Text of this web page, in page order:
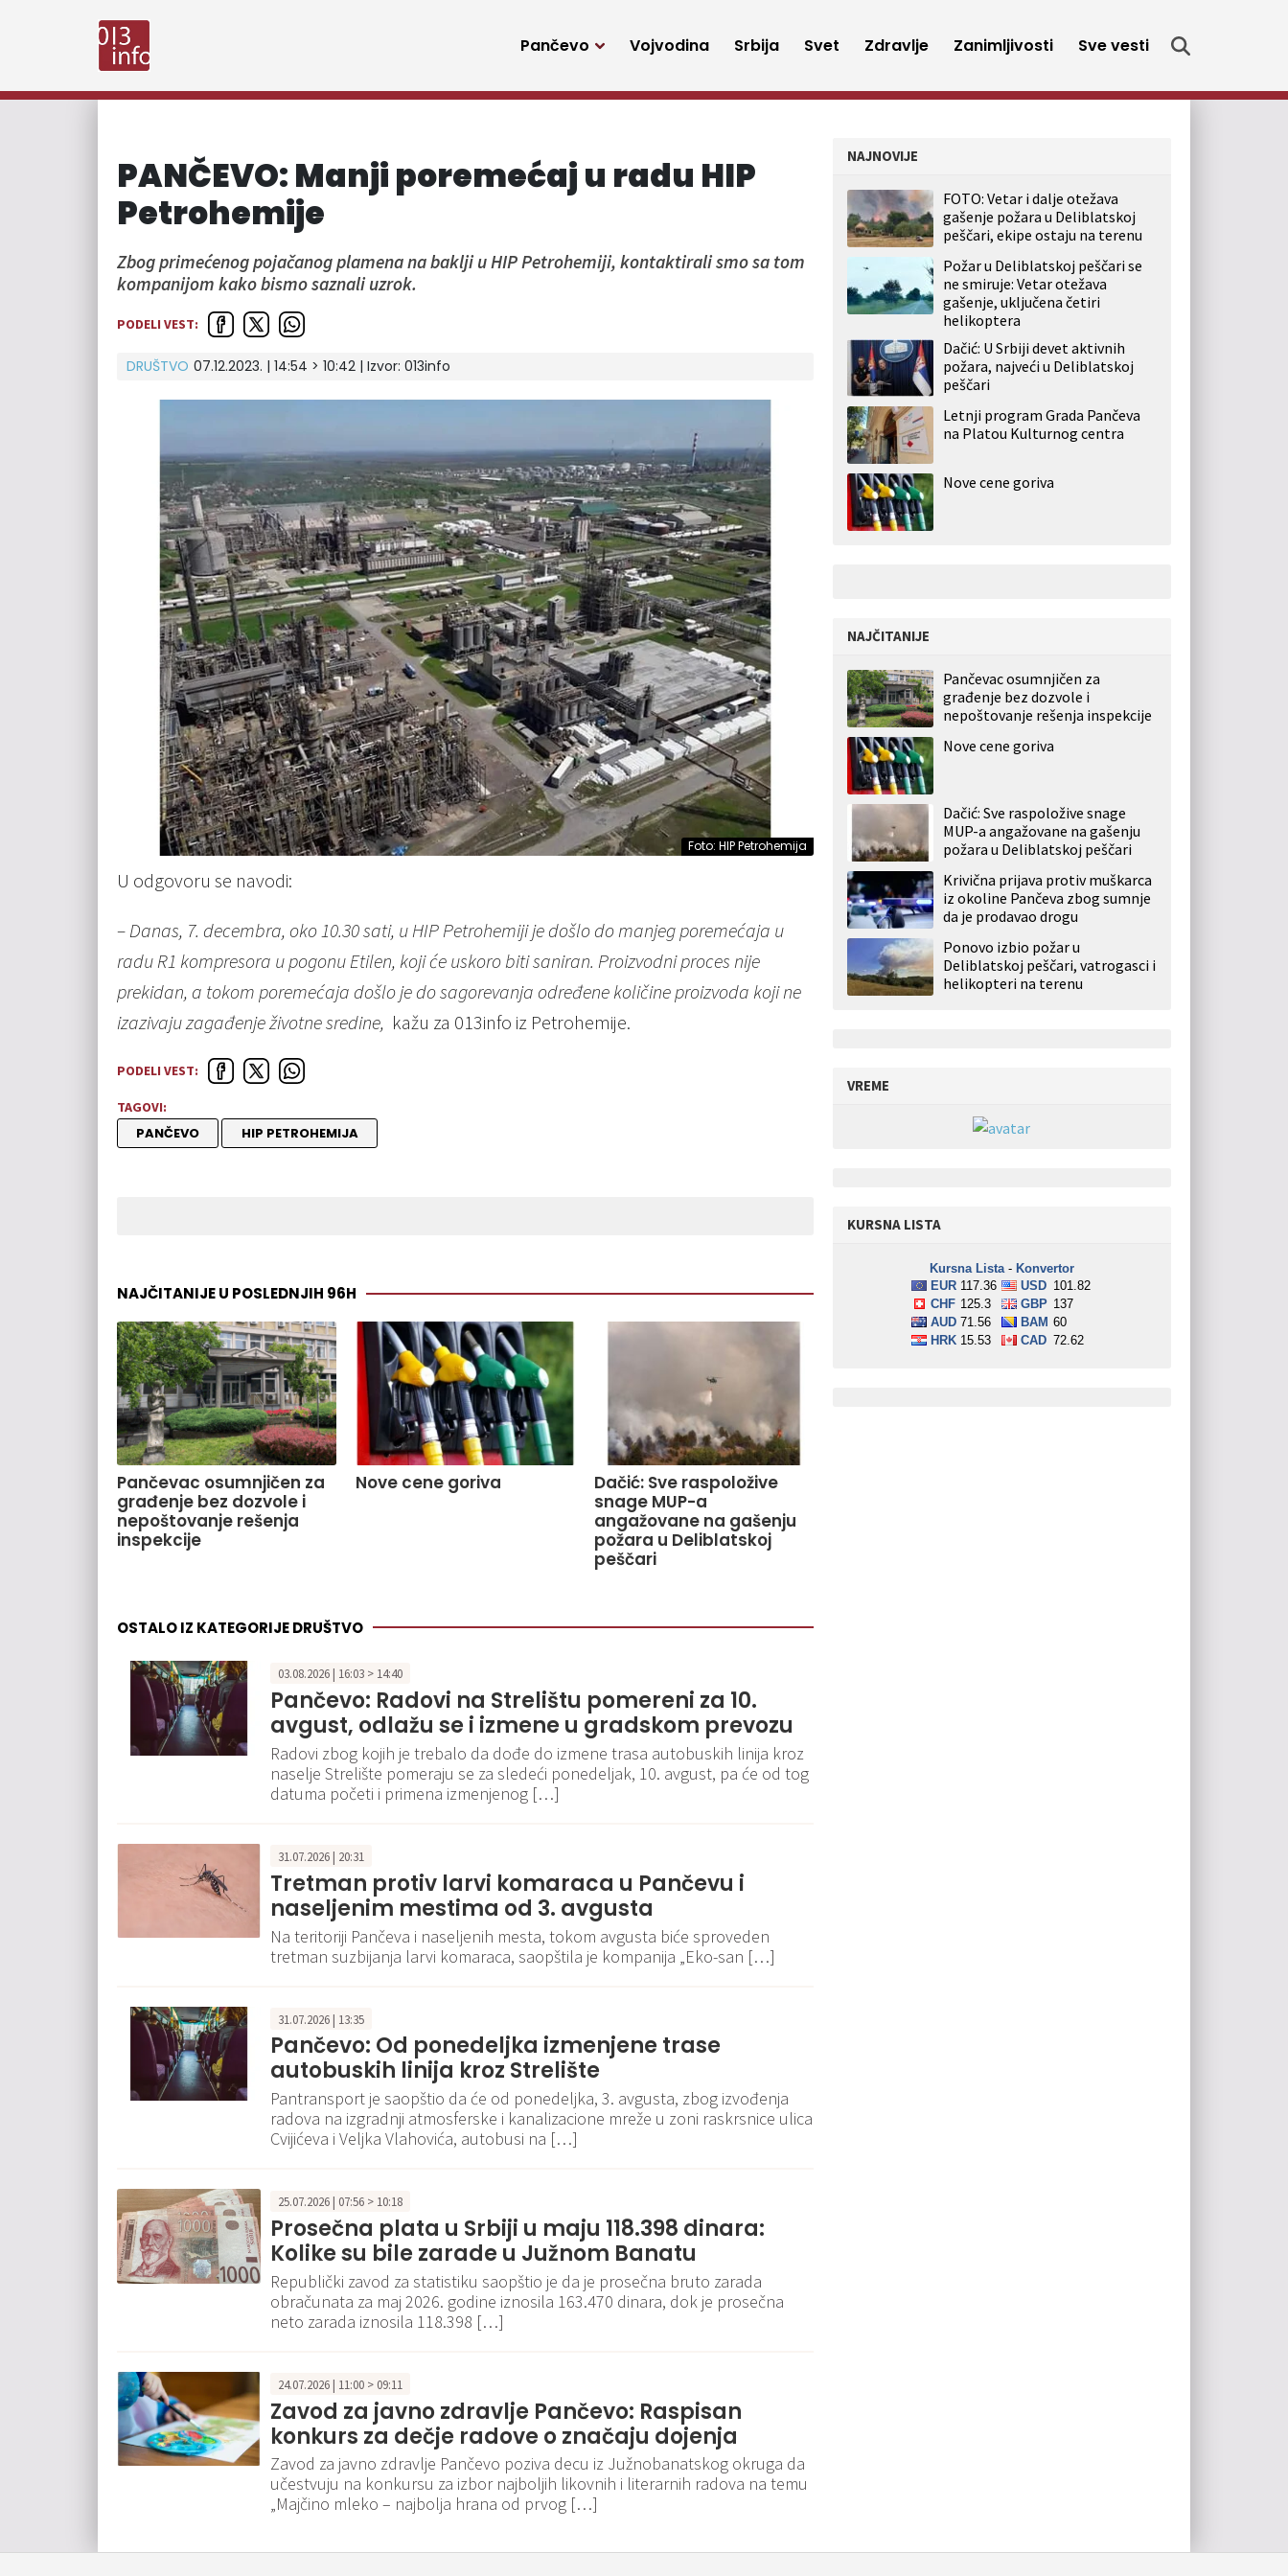
Pančevo Vojvodina Srbija Svet Zdravlje Zanimljivosti Sve vesti
PANČEVO: Manji poremećaj u radu HIP
Petrohemije
Zbog primećenog pojačanog plamena na baklji u HIP Petrohemiji, kontaktirali smo sa tom
kompanijom kako bismo saznali uzrok.
PODELI VEST:
DRUŠTVO 07.12.2023. | 14:54 > 10:42 | Izvor: 013info
Foto: HIP Petrohemija
U odgovoru se navodi:
– Danas, 7. decembra, oko 10.30 sati, u HIP Petrohemiji je došlo do manjeg poremećaja u
radu R1 kompresora u pogonu Etilen, koji će uskoro biti saniran. Proizvodni proces nije
prekidan, a tokom poremećaja došlo je do sagorevanja određene količine proizvoda koji ne
izazivaju zagađenje životne sredine, kažu za 013info iz Petrohemije.
PODELI VEST:
TAGOVI:
PANČEVO HIP PETROHEMIJA
NAJČITANIJE U POSLEDNJIH 96H
Pančevac osumnjičen za
građenje bez dozvole i
nepoštovanje rešenja
inspekcije
Nove cene goriva
Dačić: Sve raspoložive
snage MUP-a
angažovane na gašenju
požara u Deliblatskoj
peščari
OSTALO IZ KATEGORIJE DRUŠTVO
03.08.2026 | 16:03 > 14:40
Pančevo: Radovi na Strelištu pomereni za 10.
avgust, odlažu se i izmene u gradskom prevozu
Radovi zbog kojih je trebalo da dođe do izmene trasa autobuskih linija kroz
naselje Strelište pomeraju se za sledeći ponedeljak, 10. avgust, pa će od tog
datuma početi i primena izmenjenog […]
31.07.2026 | 20:31
Tretman protiv larvi komaraca u Pančevu i
naseljenim mestima od 3. avgusta
Na teritoriji Pančeva i naseljenih mesta, tokom avgusta biće sproveden
tretman suzbijanja larvi komaraca, saopštila je kompanija „Eko-san […]
31.07.2026 | 13:35
Pančevo: Od ponedeljka izmenjene trase
autobuskih linija kroz Strelište
Pantransport je saopštio da će od ponedeljka, 3. avgusta, zbog izvođenja
radova na izgradnji atmosferske i kanalizacione mreže u zoni raskrsnice ulica
Cvijićeva i Veljka Vlahovića, autobusi na […]
25.07.2026 | 07:56 > 10:18
Prosečna plata u Srbiji u maju 118.398 dinara:
Kolike su bile zarade u Južnom Banatu
Republički zavod za statistiku saopštio je da je prosečna bruto zarada
obračunata za maj 2026. godine iznosila 163.470 dinara, dok je prosečna
neto zarada iznosila 118.398 […]
24.07.2026 | 11:00 > 09:11
Zavod za javno zdravlje Pančevo: Raspisan
konkurs za dečje radove o značaju dojenja
Zavod za javno zdravlje Pančevo poziva decu iz Južnobanatskog okruga da
učestvuju na konkursu za izbor najboljih likovnih i literarnih radova na temu
„Majčino mleko – najbolja hrana od prvog […]
NAJNOVIJE
FOTO: Vetar i dalje otežava
gašenje požara u Deliblatskoj
peščari, ekipe ostaju na terenu
Požar u Deliblatskoj peščari se
ne smiruje: Vetar otežava
gašenje, uključena četiri
helikoptera
Dačić: U Srbiji devet aktivnih
požara, najveći u Deliblatskoj
peščari
Letnji program Grada Pančeva
na Platou Kulturnog centra
Nove cene goriva
NAJČITANIJE
Pančevac osumnjičen za
građenje bez dozvole i
nepoštovanje rešenja inspekcije
Nove cene goriva
Dačić: Sve raspoložive snage
MUP-a angažovane na gašenju
požara u Deliblatskoj peščari
Krivična prijava protiv muškarca
iz okoline Pančeva zbog sumnje
da je prodavao drogu
Ponovo izbio požar u
Deliblatskoj peščari, vatrogasci i
helikopteri na terenu
VREME
KURSNA LISTA